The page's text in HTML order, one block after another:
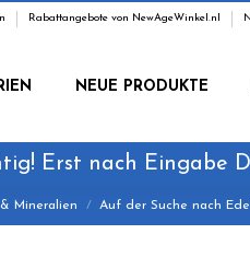
Rabattangebote von NewAgeWinkel.nl
NEUE PRODUKTE
Erst nach Eingabe
Mineralien Auf der Suche nach